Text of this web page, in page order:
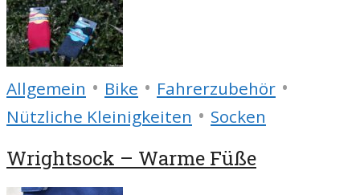
Allgemein • Bike • Fahrerzubehör •
Nützliche Kleinigkeiten • Socken
Wrightsock – Warme Füße